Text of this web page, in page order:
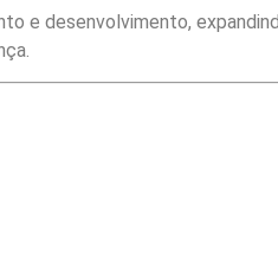
e desenvolvimento,